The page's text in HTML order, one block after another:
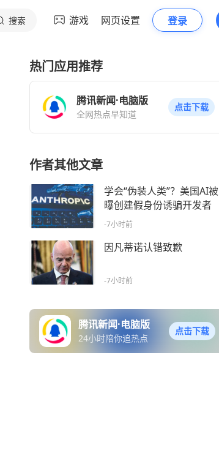
搜索 游戏 网页设置 登录
热门应用推荐
腾讯新闻·电脑版
全网热点早知道
点击下载
作者其他文章
学会“伪装人类”？美国AI被
曝创建假身份诱骗开发者
-7小时前
因凡蒂诺认错致歉
-7小时前
腾讯新闻·电脑版
24小时陪你追热点
点击下载